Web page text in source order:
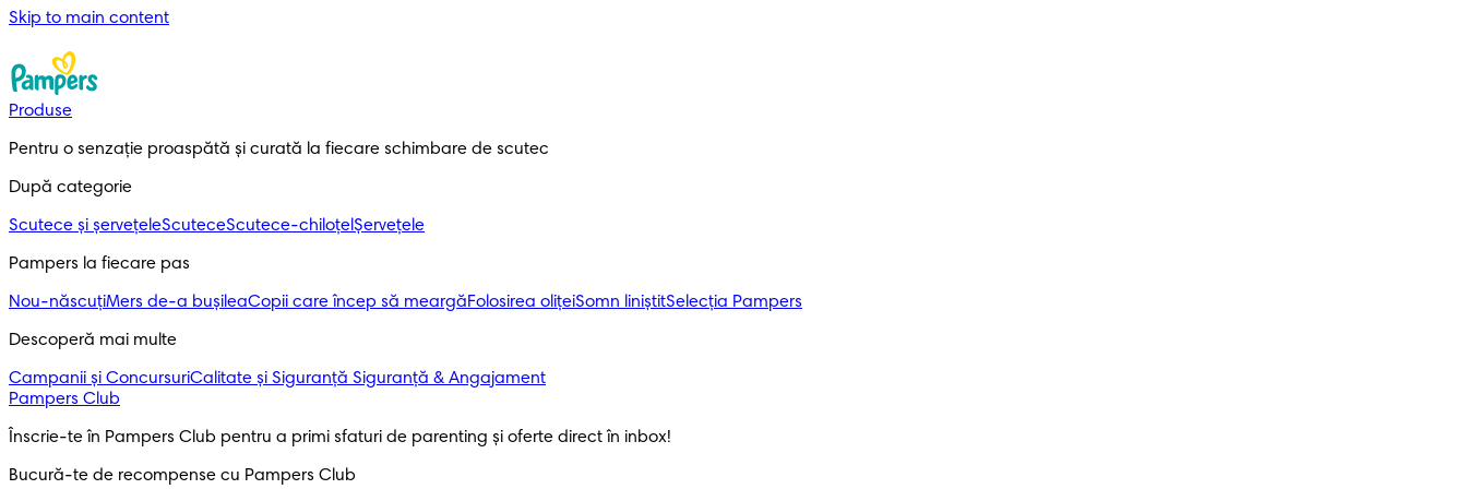
Skip to main content
Produse
Pentru o senzație proaspătă și curată la fiecare schimbare de scutec
După categorie
Scutece și șervețeleScuteceScutece-chiloțelȘervețele
Pampers la fiecare pas
Nou-născuțiMers de-a bușileaCopii care încep să meargăFolosirea olițeiSomn liniștitSelecția Pampers
Descoperă mai multe
Campanii și ConcursuriCalitate și Siguranță Siguranță & Angajament
Pampers Club
Înscrie-te în Pampers Club pentru a primi sfaturi de parenting și oferte direct în inbox!
Bucură-te de recompense cu Pampers Club